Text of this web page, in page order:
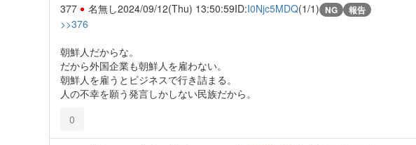
377 名無し2024/09/12(Thu) 13:50:59ID:I0Njc5MDQ(1/1) NG 報告
>>376
朝鮮人だからな。
だから外国企業も朝鮮人を雇わない。
朝鮮人を雇うとビジネスで行き詰まる。
人の不幸を願う発言しかしない民族だから。
0